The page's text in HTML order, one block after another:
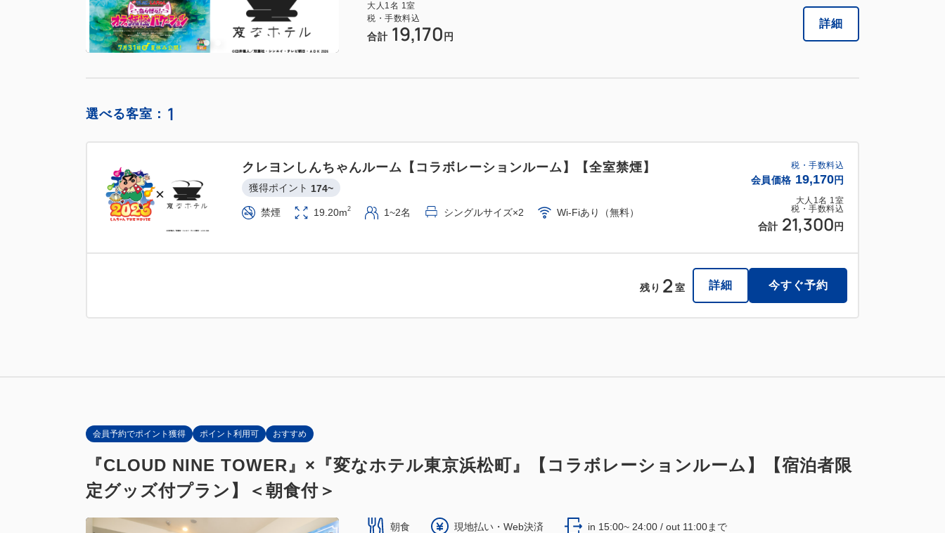
大人 1名 1室
税・手数料込
合計 19,170 円
詳細
選べる客室： 1
税・手数料込
会員価格 19,170円
大人 1名 1室
税・手数料込
合計 21,300 円
クレヨンしんちゃんルーム【コラボレーションルーム】【全室禁煙】
獲得ポイント 174~
禁煙 19.20m2 1~2名 シングルサイズ×2 Wi-Fiあり（無料）
残り 2 室 詳細 今すぐ予約
会員予約でポイント獲得 ポイント利用可 おすすめ
『CLOUD NINE TOWER』×『変なホテル東京浜松町』【コラボレーションルーム】【宿泊者限
定グッズ付プラン】＜朝食付＞
朝食 現地払い・Web決済 in 15:00~ 24:00 / out 11:00まで